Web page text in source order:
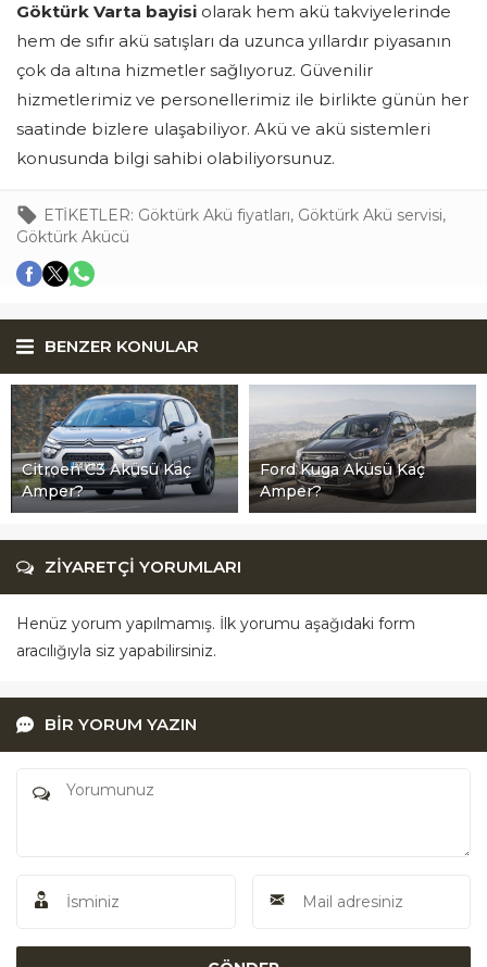
Göktürk Varta bayisi olarak hem akü takviyelerinde
hem de sıfır akü satışları da uzunca yıllardır piyasanın
çok da altına hizmetler sağlıyoruz. Güvenilir
hizmetlerimiz ve personellerimiz ile birlikte günün her
saatinde bizlere ulaşabiliyor. Akü ve akü sistemleri
konusunda bilgi sahibi olabiliyorsunuz.
ETİKETLER: Göktürk Akü fiyatları, Göktürk Akü servisi,
Göktürk Akücü
BENZER KONULAR
Citroen C3 Aküsü Kaç
Amper?
Ford Kuga Aküsü Kaç
Amper?
ZİYARETÇİ YORUMLARI
Henüz yorum yapılmamış. İlk yorumu aşağıdaki form
aracılığıyla siz yapabilirsiniz.
BİR YORUM YAZIN